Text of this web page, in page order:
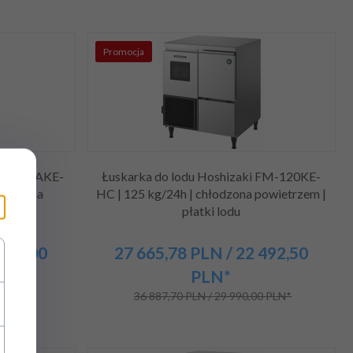
480AKE-
Promocja
Łuskarka do lodu Hoshizaki FM-120KE-
HC | 125 kg/24h | chłodzona powietrzem |
płatki lodu
27 665,78PLN / 22 492,50
PLN*
36 887,70 PLN / 29 990,00 PLN*